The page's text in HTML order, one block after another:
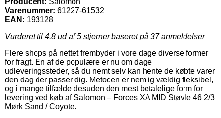
Varenummer: 61227-61532
EAN: 193128
Vurderet til 4.8 ud af 5 stjerner baseret på 37anmeldelser
Flere shops på nettet frembyder i vore dage diverse former
for fragt. En af de populære er nu om dage
udleveringssteder, så du nemt selv kan hente de købte varer
den dag der passer dig. Metoden er nemlig vældig fleksibel,
og i mange tilfælde desuden den mest betalelige form for
levering ved køb af Salomon – Forces XA MID Støvle 46 2/3
Mørk Sand / Coyote.